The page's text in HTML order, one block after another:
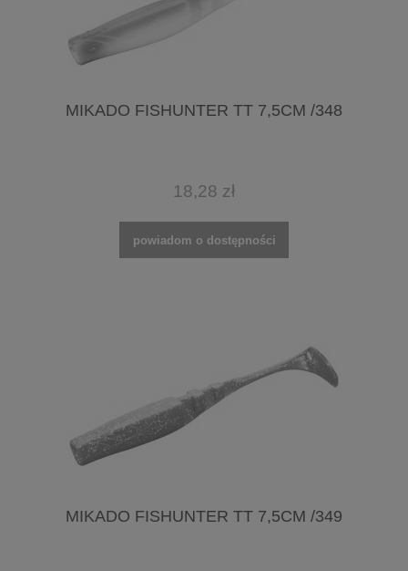
MIKADO FISHUNTER TT 7,5CM /348
18,28 zł
powiadom o dostępności
MIKADO FISHUNTER TT 7,5CM /349